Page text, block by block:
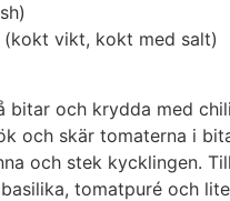
(kokt vikt, kokt med salt)
bitar och krydda med
och skär tomaterna i
och stek kycklingen.
tomatpuré och